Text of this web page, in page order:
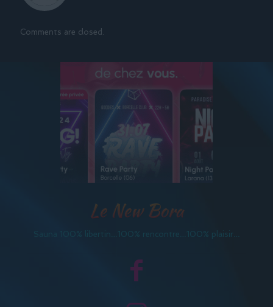
Comments are closed.
Le New Bora
Sauna 100% libertin…100% rencontre…100% plaisir…